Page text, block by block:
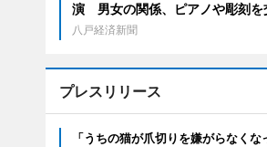
演 男女の関係、ピアノや彫刻を
八戸経済新聞
プレスリリース
「うちの猫が爪切りを嫌がらなくな